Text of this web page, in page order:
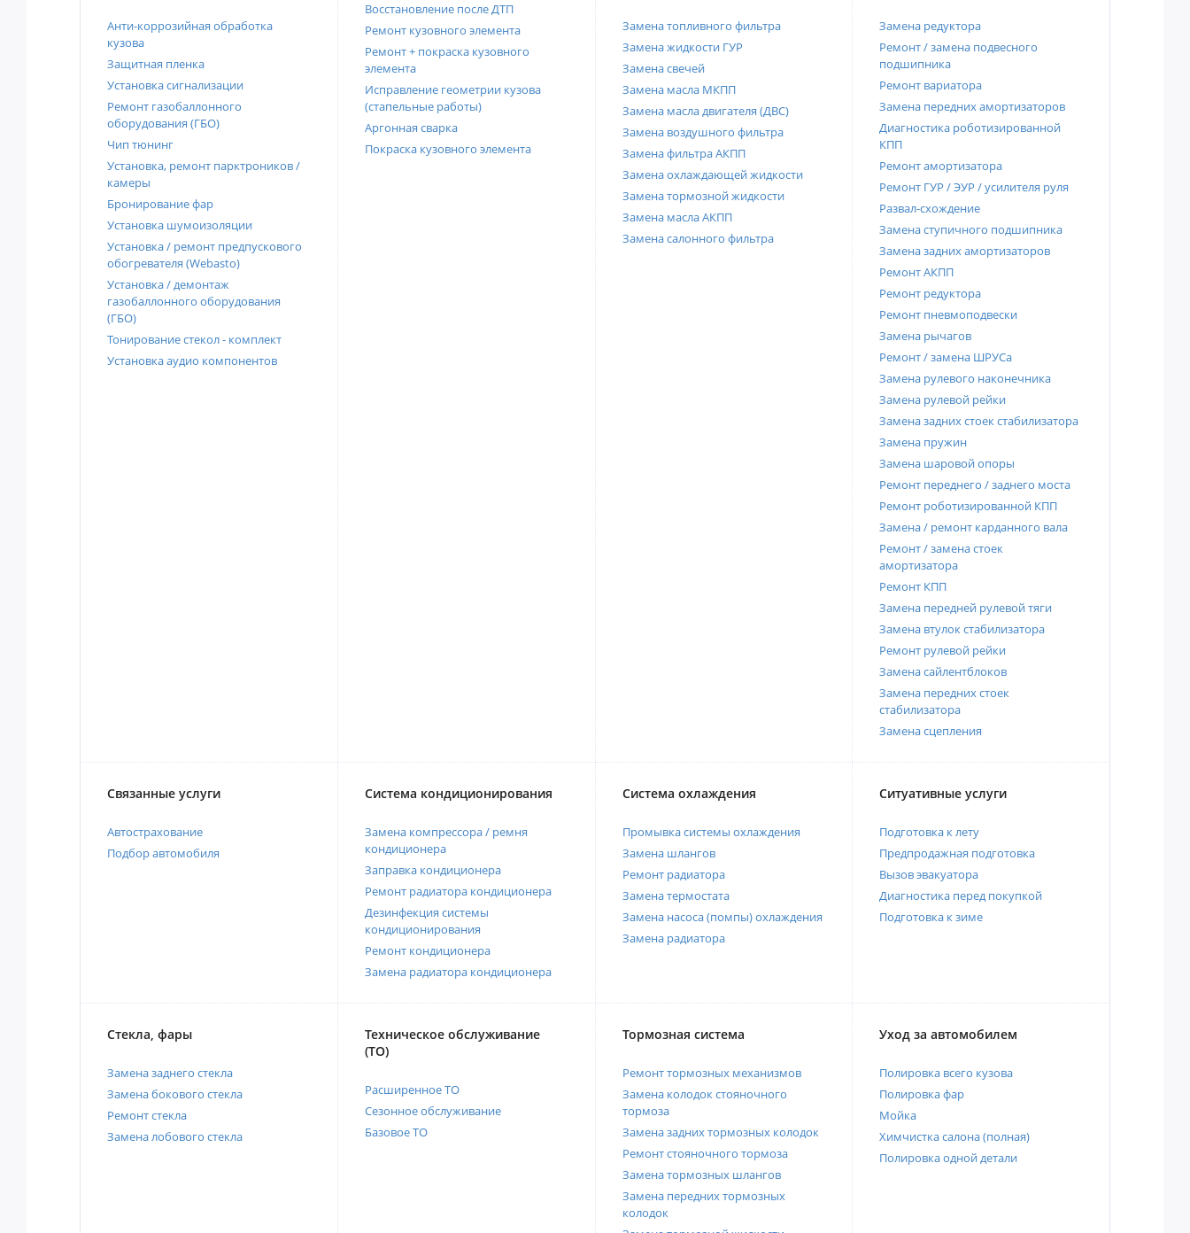
Анти-коррозийная обработка
кузова
Защитная пленка
Установка сигнализации
Ремонт газобаллонного
оборудования (ГБО)
Чип тюнинг
Установка, ремонт парктроников /
камеры
Бронирование фар
Установка шумоизоляции
Установка / ремонт предпускового
обогревателя (Webasto)
Установка / демонтаж
газобаллонного оборудования
(ГБО)
Тонирование стекол - комплект
Установка аудио компонентов
Восстановление после ДТП
Ремонт кузовного элемента
Ремонт + покраска кузовного
элемента
Исправление геометрии кузова
(стапельные работы)
Аргонная сварка
Покраска кузовного элемента
Замена топливного фильтра
Замена жидкости ГУР
Замена свечей
Замена масла МКПП
Замена масла двигателя (ДВС)
Замена воздушного фильтра
Замена фильтра АКПП
Замена охлаждающей жидкости
Замена тормозной жидкости
Замена масла АКПП
Замена салонного фильтра
Замена редуктора
Ремонт / замена подвесного
подшипника
Ремонт вариатора
Замена передних амортизаторов
Диагностика роботизированной
КПП
Ремонт амортизатора
Ремонт ГУР / ЭУР / усилителя руля
Развал-схождение
Замена ступичного подшипника
Замена задних амортизаторов
Ремонт АКПП
Ремонт редуктора
Ремонт пневмоподвески
Замена рычагов
Ремонт / замена ШРУСа
Замена рулевого наконечника
Замена рулевой рейки
Замена задних стоек стабилизатора
Замена пружин
Замена шаровой опоры
Ремонт переднего / заднего моста
Ремонт роботизированной КПП
Замена / ремонт карданного вала
Ремонт / замена стоек
амортизатора
Ремонт КПП
Замена передней рулевой тяги
Замена втулок стабилизатора
Ремонт рулевой рейки
Замена сайлентблоков
Замена передних стоек
стабилизатора
Замена сцепления
Связанные услуги
Автострахование
Подбор автомобиля
Система кондиционирования
Замена компрессора / ремня
кондиционера
Заправка кондиционера
Ремонт радиатора кондиционера
Дезинфекция системы
кондиционирования
Ремонт кондиционера
Замена радиатора кондиционера
Система охлаждения
Промывка системы охлаждения
Замена шлангов
Ремонт радиатора
Замена термостата
Замена насоса (помпы) охлаждения
Замена радиатора
Ситуативные услуги
Подготовка к лету
Предпродажная подготовка
Вызов эвакуатора
Диагностика перед покупкой
Подготовка к зиме
Стекла, фары
Замена заднего стекла
Замена бокового стекла
Ремонт стекла
Замена лобового стекла
Техническое обслуживание
(ТО)
Расширенное ТО
Сезонное обслуживание
Базовое ТО
Тормозная система
Ремонт тормозных механизмов
Замена колодок стояночного
тормоза
Замена задних тормозных колодок
Ремонт стояночного тормоза
Замена тормозных шлангов
Замена передних тормозных
колодок
Уход за автомобилем
Полировка всего кузова
Полировка фар
Мойка
Химчистка салона (полная)
Полировка одной детали